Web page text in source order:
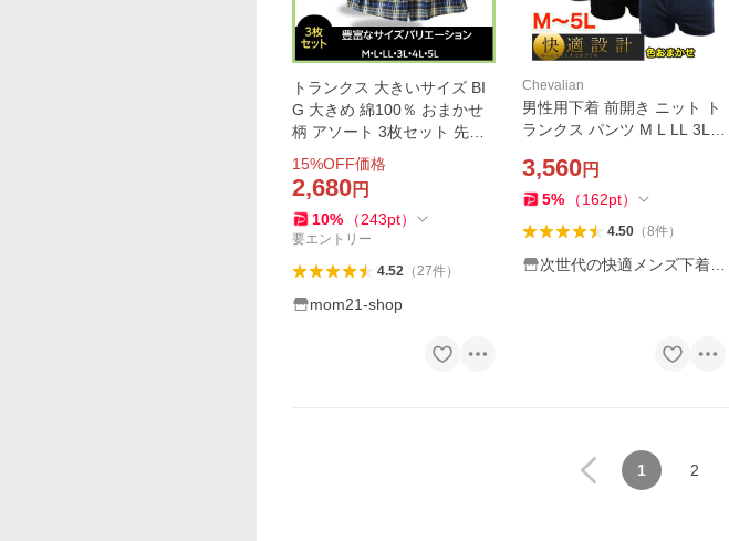
トランクス 大きいサイズ BI
G 大きめ 綿100％ おまかせ
柄 アソート 3枚セット 先染
め メンズ 男性 パンツ 下着
前開き トランクス3l 4l 5l M
L LL mom21 公式
15%OFF価格
2,680円
10% （243pt）
要エントリー
4.52（27件）
mom21-shop
Chevalian
男性用下着 前開き ニット ト
ランクス パンツ M L LL 3L 4
料無 下着 8枚
3,560円
5% （162pt）
4.50（8件）
次世代の快適メンズ下着専
1 2